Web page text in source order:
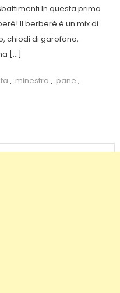
questa prima
Il berberè è un mix di
chiodi di garofano,
[…]
, minestra , pane ,